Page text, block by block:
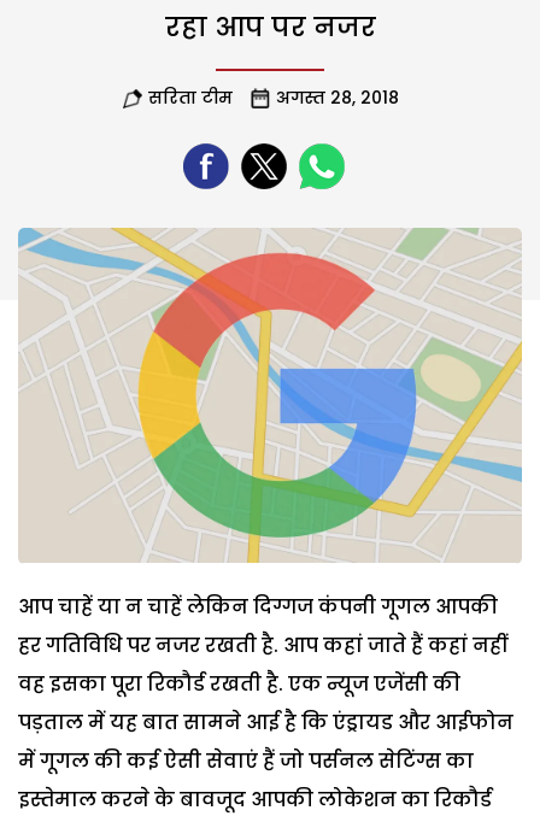
रहा आप पर नजर
सरिता टीम अगस्त 28, 2018
आप चाहें या न चाहें लेकिन दिग्गज कंपनी गूगल आपकी
हर गतिविधि पर नजर रखती है. आप कहां जाते हैं कहां नहीं
वह इसका पूरा रिकौर्ड रखती है. एक न्यूज एजेंसी की
पड़ताल में यह बात सामने आई है कि एंड्रायड और आईफोन
में गूगल की कई ऐसी सेवाएं हैं जो पर्सनल सेटिंग्स का
इस्तेमाल करने के बावजूद आपकी लोकेशन का रिकौर्ड